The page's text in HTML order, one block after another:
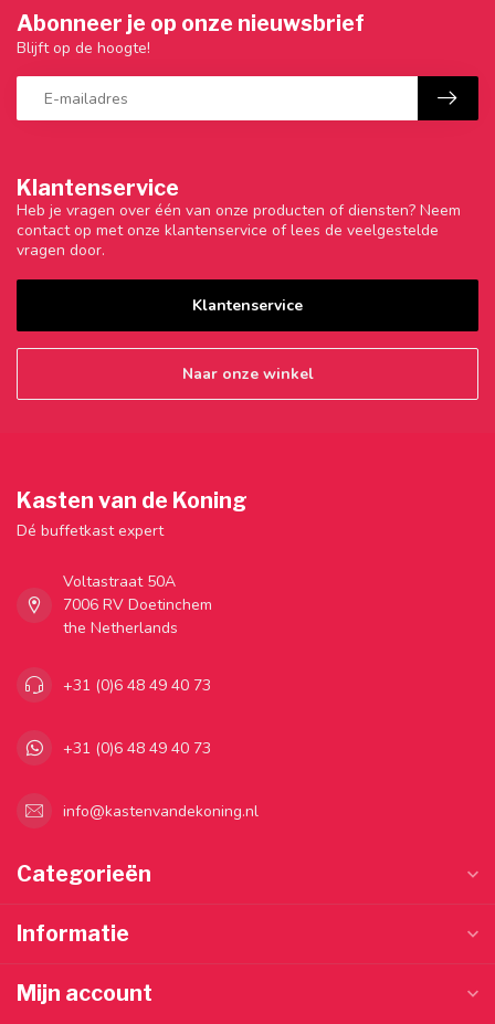
Klantenservice
Heb je vragen over één van onze producten of diensten? Neem
contact op met onze klantenservice of lees de veelgestelde
vragen door.
Klantenservice
Naar onze winkel
Abonneer je op onze nieuwsbrief
Blijft op de hoogte!
Kasten van de Koning
Dé buffetkast expert
Voltastraat 50A
7006 RV Doetinchem
the Netherlands
+31 (0)6 48 49 40 73
+31 (0)6 48 49 40 73
info@kastenvandekoning.nl
Categorieën
Informatie
Mijn account